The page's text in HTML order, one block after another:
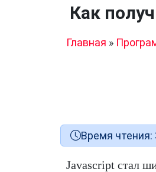
Как
Главная »
Время чтения:
Javascript стал